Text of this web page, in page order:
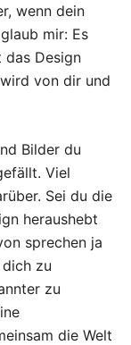
wenn dein
mir: Es
das Design
von dir und
Bilder du
Viel
Sei du die
heraushebt
sprechen ja
zu
zu
die Welt